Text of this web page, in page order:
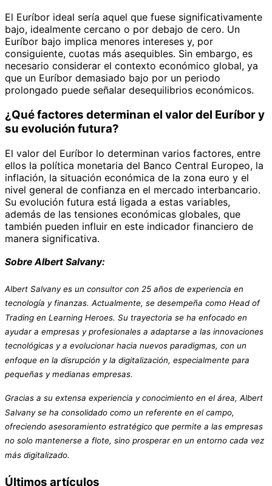
El Euríbor ideal sería aquel que fuese significativamente
bajo, idealmente cercano o por debajo de cero. Un
Euríbor bajo implica menores intereses y, por
consiguiente, cuotas más asequibles. Sin embargo, es
necesario considerar el contexto económico global, ya
que un Euríbor demasiado bajo por un periodo
prolongado puede señalar desequilibrios económicos.
¿Qué factores determinan el valor del Euríbor y
su evolución futura?
El valor del Euríbor lo determinan varios factores, entre
ellos la política monetaria del Banco Central Europeo, la
inflación, la situación económica de la zona euro y el
nivel general de confianza en el mercado interbancario.
Su evolución futura está ligada a estas variables,
además de las tensiones económicas globales, que
también pueden influir en este indicador financiero de
manera significativa.
Sobre Albert Salvany:
Albert Salvany es un consultor con 25 años de experiencia en
tecnología y finanzas. Actualmente, se desempeña como Head of
Trading en Learning Heroes. Su trayectoria se ha enfocado en
ayudar a empresas y profesionales a adaptarse a las innovaciones
tecnológicas y a evolucionar hacia nuevos paradigmas, con un
enfoque en la disrupción y la digitalización, especialmente para
pequeñas y medianas empresas.
Gracias a su extensa experiencia y conocimiento en el área, Albert
Salvany se ha consolidado como un referente en el campo,
ofreciendo asesoramiento estratégico que permite a las empresas
no solo mantenerse a flote, sino prosperar en un entorno cada vez
más digitalizado.
Últimos artículos